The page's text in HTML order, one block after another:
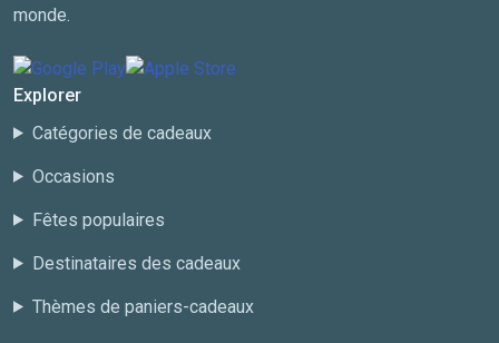
monde.
Explorer
Catégories de cadeaux
Occasions
Fêtes populaires
Destinataires des cadeaux
Thèmes de paniers-cadeaux